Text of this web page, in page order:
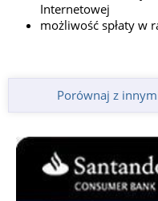
Internetowej
możliwość spłaty w
Porównaj z